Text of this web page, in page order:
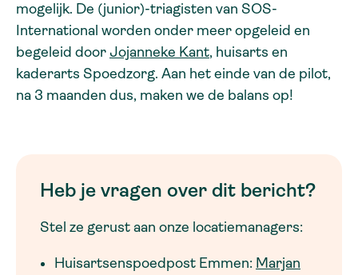
mogelijk. De (junior)-triagisten van SOS-
International worden onder meer opgeleid en
begeleid door Jojanneke Kant, huisarts en
kaderarts Spoedzorg. Aan het einde van de pilot,
na 3 maanden dus, maken we de balans op!
Heb je vragen over dit bericht?
Stel ze gerust aan onze locatiemanagers:
Huisartsenspoedpost Emmen: Marjan